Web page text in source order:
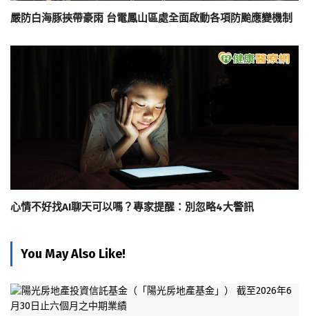
嚴防白海豚挾帶豪雨 台電鳳山區處全面啟動各項防颱應變機制
心情不好找AI聊天可以嗎？專家提醒：別忽略4大警訊
You May Also Like!